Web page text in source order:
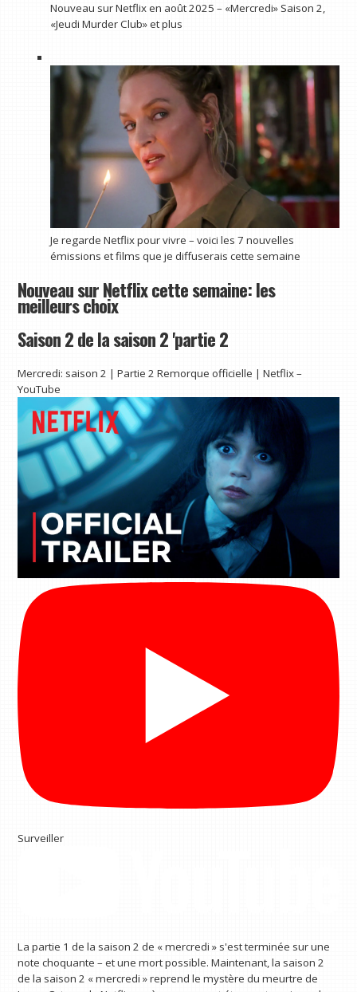
Nouveau sur Netflix en août 2025 – «Mercredi» Saison 2,
«Jeudi Murder Club» et plus
Je regarde Netflix pour vivre – voici les 7 nouvelles
émissions et films que je diffuserais cette semaine
Nouveau sur Netflix cette semaine: les
meilleurs choix
Saison 2 de la saison 2 'partie 2
Mercredi: saison 2 | Partie 2 Remorque officielle | Netflix –
YouTube
Surveiller
La partie 1 de la saison 2 de « mercredi » s'est terminée sur une
note choquante – et une mort possible. Maintenant, la saison 2
de la saison 2 « mercredi » reprend le mystère du meurtre de